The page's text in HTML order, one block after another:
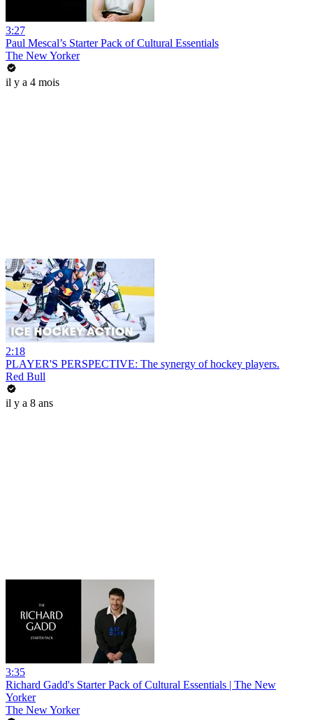
3:27
Paul Mescal’s Starter Pack of Cultural Essentials
The New Yorker
il y a 4 mois
2:18
PLAYER'S PERSPECTIVE: The synergy of hockey players.
Red Bull
il y a 8 ans
3:35
Richard Gadd's Starter Pack of Cultural Essentials | The New
Yorker
The New Yorker